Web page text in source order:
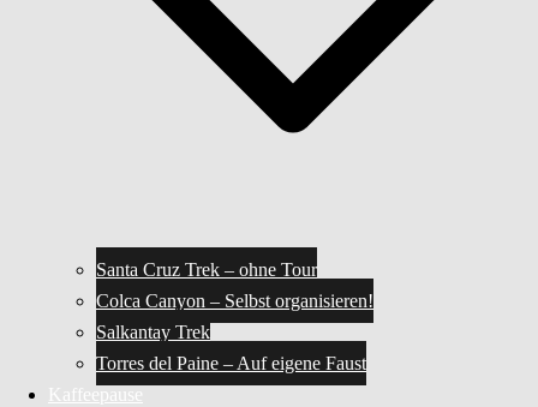
Santa Cruz Trek – ohne Tour
Colca Canyon – Selbst organisieren!
Salkantay Trek
Torres del Paine – Auf eigene Faust
Kaffeepause